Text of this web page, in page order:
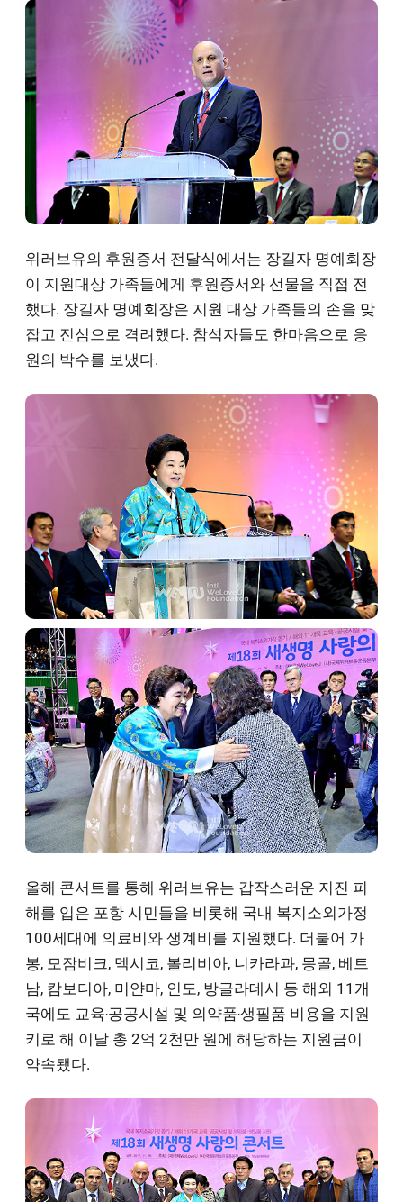
위러브유의 후원증서 전달식에서는 장길자 명예회장
이 지원대상 가족들에게 후원증서와 선물을 직접 전
했다. 장길자 명예회장은 지원 대상 가족들의 손을 맞
잡고 진심으로 격려했다. 참석자들도 한마음으로 응
원의 박수를 보냈다.
올해 콘서트를 통해 위러브유는 갑작스러운 지진 피
해를 입은 포항 시민들을 비롯해 국내 복지소외가정
100세대에 의료비와 생계비를 지원했다. 더불어 가
봉, 모잠비크, 멕시코, 볼리비아, 니카라과, 몽골, 베트
남, 캄보디아, 미얀마, 인도, 방글라데시 등 해외 11개
국에도 교육‧공공시설 및 의약품‧생필품 비용을 지원
키로 해 이날 총 2억 2천만 원에 해당하는 지원금이
약속됐다.